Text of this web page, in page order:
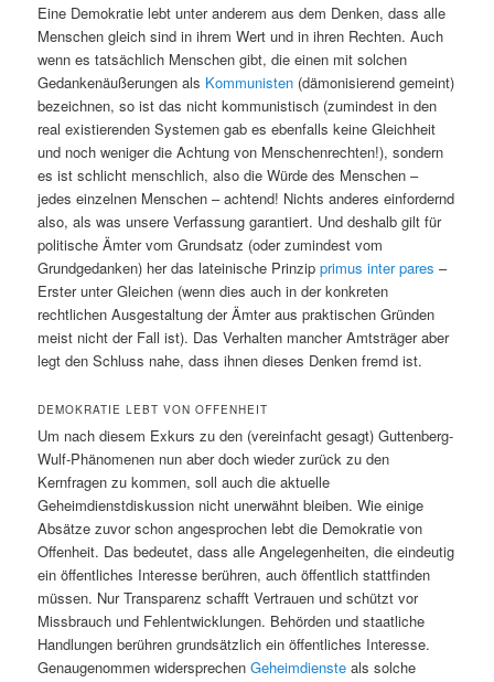
Eine Demokratie lebt unter anderem aus dem Denken, dass alle
Menschen gleich sind in ihrem Wert und in ihren Rechten. Auch
wenn es tatsächlich Menschen gibt, die einen mit solchen
Gedankenäußerungen als Kommunisten (dämonisierend gemeint)
bezeichnen, so ist das nicht kommunistisch (zumindest in den
real existierenden Systemen gab es ebenfalls keine Gleichheit
und noch weniger die Achtung von Menschenrechten!), sondern
es ist schlicht menschlich, also die Würde des Menschen –
jedes einzelnen Menschen – achtend! Nichts anderes einfordernd
also, als was unsere Verfassung garantiert. Und deshalb gilt für
politische Ämter vom Grundsatz (oder zumindest vom
Grundgedanken) her das lateinische Prinzipprimus inter pares –
Erster unter Gleichen (wenn dies auch in der konkreten
rechtlichen Ausgestaltung der Ämter aus praktischen Gründen
meist nicht der Fall ist). Das Verhalten mancher Amtsträger aber
legt den Schluss nahe, dass ihnen dieses Denken fremd ist.
DEMOKRATIE LEBT VON OFFENHEIT
Um nach diesem Exkurs zu den (vereinfacht gesagt) Guttenberg-
Wulf-Phänomenen nun aber doch wieder zurück zu den
Kernfragen zu kommen, soll auch die aktuelle
Geheimdienstdiskussion nicht unerwähnt bleiben. Wie einige
Absätze zuvor schon angesprochen lebt die Demokratie von
Offenheit. Das bedeutet, dass alle Angelegenheiten, die eindeutig
ein öffentliches Interesse berühren, auch öffentlich stattfinden
müssen. Nur Transparenz schafft Vertrauen und schützt vor
Missbrauch und Fehlentwicklungen. Behörden und staatliche
Handlungen berühren grundsätzlich ein öffentliches Interesse.
Genaugenommen widersprechenGeheimdienste als solche